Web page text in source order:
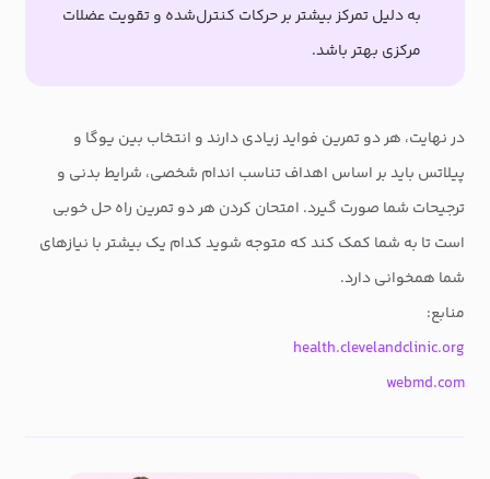
به دلیل تمرکز بیشتر بر حرکات کنترل‌شده و تقویت عضلات
مرکزی بهتر باشد.
در نهایت، هر دو تمرین فواید زیادی دارند و انتخاب بین یوگا و
پیلاتس باید بر اساس اهداف تناسب اندام شخصی، شرایط بدنی و
ترجیحات شما صورت گیرد. امتحان کردن هر دو تمرین راه حل خوبی
است تا به شما کمک کند که متوجه شوید کدام یک بیشتر با نیازهای
شما همخوانی دارد.
منابع:
health.clevelandclinic.org
webmd.com